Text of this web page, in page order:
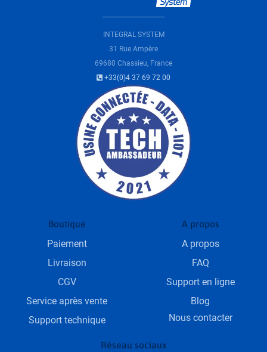
INTEGRAL SYSTEM
31 Rue Ampère
69680 Chassieu, France
+33(0)4 37 69 72 00
Boutique
Paiement
Livraison
CGV
Service après vente
Support technique
A propos
A propos
FAQ
Support en ligne
Blog
Nous contacter
Réseau sociaux